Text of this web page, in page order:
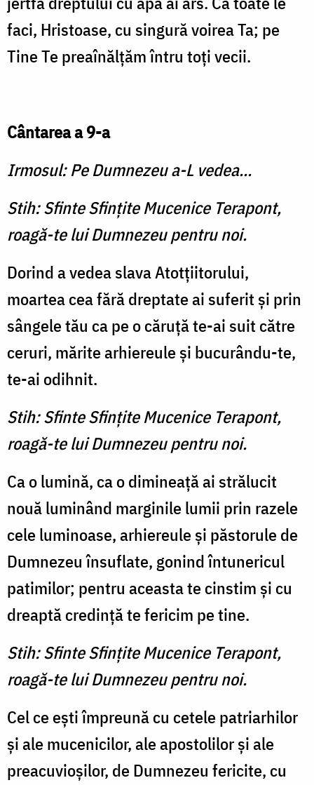
faci, Hristoase, cu singură voirea Ta; pe
Tine Te preaînălţăm întru toţi vecii.
Cântarea a 9-a
Irmosul: Pe Dumnezeu a-L vedea...
Stih: Sfinte Sfinţite Mucenice Terapont,
roagă-te lui Dumnezeu pentru noi.
Dorind a vedea slava Atotţiitorului,
moartea cea fără dreptate ai suferit şi prin
sângele tău ca pe o căruţă te-ai suit către
ceruri, mărite arhiereule şi bucurându-te,
te-ai odihnit.
Stih: Sfinte Sfinţite Mucenice Terapont,
roagă-te lui Dumnezeu pentru noi.
Ca o lumină, ca o dimineaţă ai strălucit
nouă luminând marginile lumii prin razele
cele luminoase, arhiereule şi păstorule de
Dumnezeu însuflate, gonind întunericul
patimilor; pentru aceasta te cinstim şi cu
dreaptă credinţă te fericim pe tine.
Stih: Sfinte Sfinţite Mucenice Terapont,
roagă-te lui Dumnezeu pentru noi.
Cel ce eşti împreună cu cetele patriarhilor
şi ale mucenicilor, ale apostolilor şi ale
preacuvioşilor, de Dumnezeu fericite, cu